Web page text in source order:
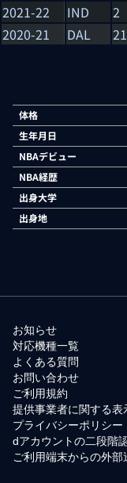
2021-22
IND 2
2020-21
DAL 21
体格
生年月日
NBAデビュー
NBA経歴
出身大学
出身地
お知らせ
対応機種一覧
よくある質問
お問い合わせ
ご利用規約
提供事業者に関する表
プライバシーポリシー
dアカウントの二段階
ご利用端末からの外